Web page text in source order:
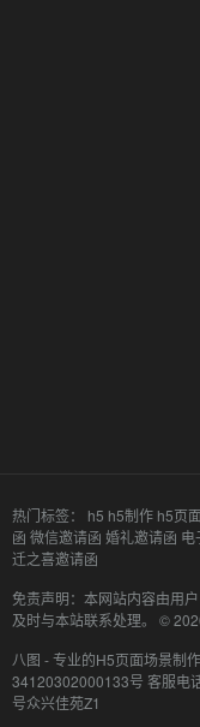
热门标签： h5 h5制作 h5页
函 微信邀请函 婚礼邀请函 电
迁之喜邀请函
免责声明：本网站内容由用
及时与本站联系处理。 ©
八图 - 专业的H5页面场景制作
34120302000133号 客服电
号众兴佳苑Z1